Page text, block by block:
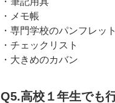
・メモ帳
・専門学校のパンフレッ
・チェックリスト
・大きめのカバン
Q5.高校１年生でも